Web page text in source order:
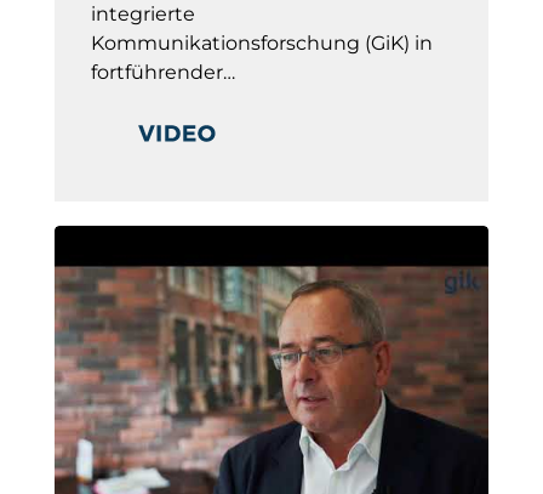
integrierte
Kommunikationsforschung (GiK) in
fortführender…